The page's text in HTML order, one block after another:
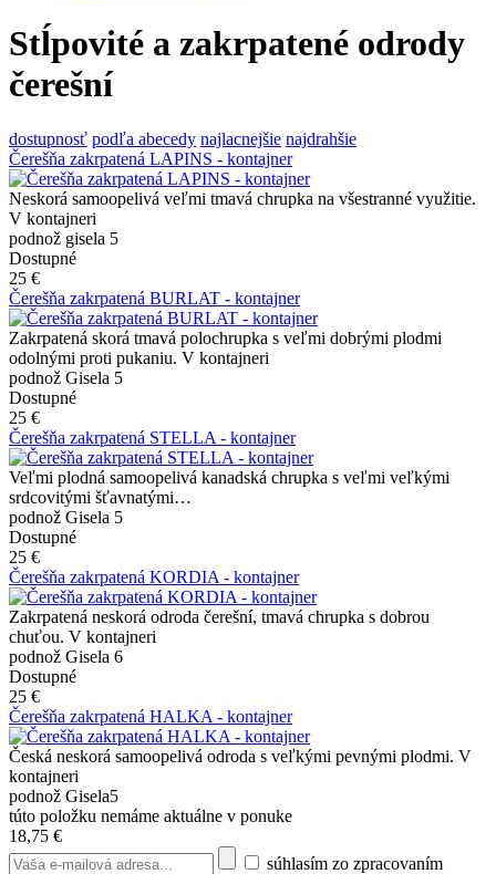
Stĺpovité a zakrpatené odrody
čerešní
dostupnosť podľa abecedy najlacnejšie najdrahšie
Čerešňa zakrpatená LAPINS - kontajner
Neskorá samoopelivá veľmi tmavá chrupka na všestranné využitie.
V kontajneri
podnož gisela 5
Dostupné
25 €
Čerešňa zakrpatená BURLAT - kontajner
Zakrpatená skorá tmavá polochrupka s veľmi dobrými plodmi
odolnými proti pukaniu. V kontajneri
podnož Gisela 5
Dostupné
25 €
Čerešňa zakrpatená STELLA - kontajner
Veľmi plodná samoopelivá kanadská chrupka s veľmi veľkými
srdcovitými šťavnatými…
podnož Gisela 5
Dostupné
25 €
Čerešňa zakrpatená KORDIA - kontajner
Zakrpatená neskorá odroda čerešní, tmavá chrupka s dobrou
chuťou. V kontajneri
podnož Gisela 6
Dostupné
25 €
Čerešňa zakrpatená HALKA - kontajner
Česká neskorá samoopelivá odroda s veľkými pevnými plodmi. V
kontajneri
podnož Gisela5
túto položku nemáme aktuálne v ponuke
18,75 €
súhlasím zo zpracovaním